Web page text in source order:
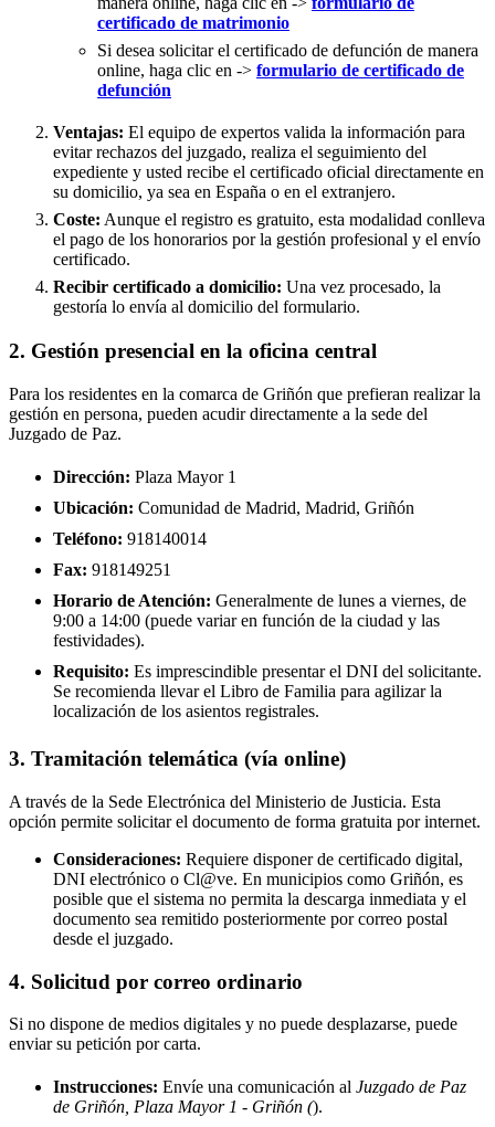
certificado de matrimonio
Si desea solicitar el certificado de defunción de manera
online, haga clic en -> formulario de certificado de
defunción
Ventajas: El equipo de expertos valida la información para
evitar rechazos del juzgado, realiza el seguimiento del
expediente y usted recibe el certificado oficial directamente en
su domicilio, ya sea en España o en el extranjero.
Coste: Aunque el registro es gratuito, esta modalidad conlleva
el pago de los honorarios por la gestión profesional y el envío
certificado.
Recibir certificado a domicilio: Una vez procesado, la
gestoría lo envía al domicilio del formulario.
2. Gestión presencial en la oficina central
Para los residentes en la comarca de Griñón que prefieran realizar la
gestión en persona, pueden acudir directamente a la sede del
Juzgado de Paz.
Dirección: Plaza Mayor 1
Ubicación: Comunidad de Madrid, Madrid, Griñón
Teléfono: 918140014
Fax: 918149251
Horario de Atención: Generalmente de lunes a viernes, de
9:00 a 14:00 (puede variar en función de la ciudad y las
festividades).
Requisito: Es imprescindible presentar el DNI del solicitante.
Se recomienda llevar el Libro de Familia para agilizar la
localización de los asientos registrales.
3. Tramitación telemática (vía online)
A través de la Sede Electrónica del Ministerio de Justicia. Esta
opción permite solicitar el documento de forma gratuita por internet.
Consideraciones: Requiere disponer de certificado digital,
DNI electrónico o Cl@ve. En municipios como Griñón, es
posible que el sistema no permita la descarga inmediata y el
documento sea remitido posteriormente por correo postal
desde el juzgado.
4. Solicitud por correo ordinario
Si no dispone de medios digitales y no puede desplazarse, puede
enviar su petición por carta.
Instrucciones: Envíe una comunicación al Juzgado de Paz
de Griñón, Plaza Mayor 1 - Griñón ().